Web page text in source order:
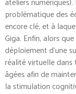
problématique des
encore clé, et à
Giga. Enfin, alors
déploiement d’une
réalité virtuelle dans
âgées afin de
la stimulation